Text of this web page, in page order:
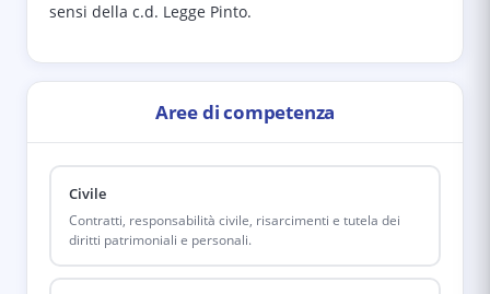
sensi della c.d. Legge Pinto.
Aree di competenza
Civile
Contratti, responsabilità civile, risarcimenti e tutela dei
diritti patrimoniali e personali.